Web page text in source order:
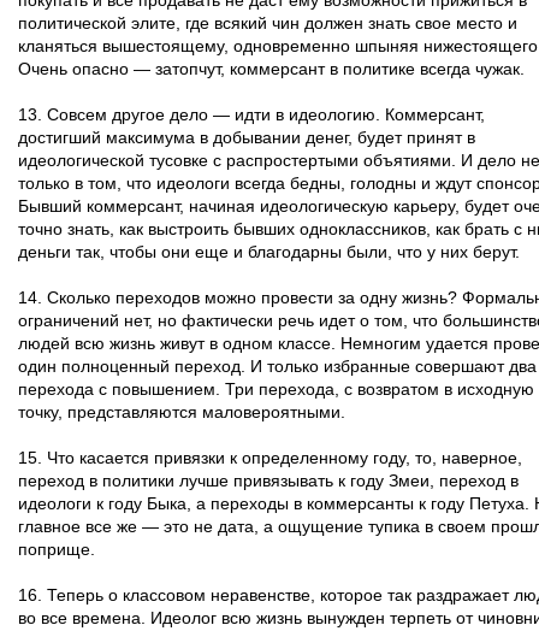
политической элите, где всякий чин должен знать свое место и
кланяться вышестоящему, одновременно шпыняя
Очень опасно — затопчут, коммерсант в политике всегда чужак.
13. Совсем другое дело — идти в идеологию. Коммерсант,
достигший максимума в добывании денег, будет принят в
идеологической тусовке с распростертыми объятиями. И дело не
только в том, что идеологи всегда бедны, голодны и ждут
Бывший коммерсант, начиная идеологическую карьеру, будет
точно знать, как выстроить бывших одноклассников, как брать с
деньги так, чтобы они еще и благодарны были, что у них берут.
14. Сколько переходов можно провести за одну жизнь?
ограничений нет, но фактически речь идет о том, что
людей всю жизнь живут в одном классе. Немногим удается
один полноценный переход. И только избранные совершают два
перехода с повышением. Три перехода, с возвратом в исходную
точку, представляются маловероятными.
15. Что касается привязки к определенному году, то, наверное,
переход в политики лучше привязывать к году Змеи, переход в
идеологи к году Быка, а переходы в коммерсанты к году Петуха.
главное все же — это не дата, а ощущение тупика в своем
поприще.
16. Теперь о классовом неравенстве, которое так раздражает
во все времена. Идеолог всю жизнь вынужден терпеть от